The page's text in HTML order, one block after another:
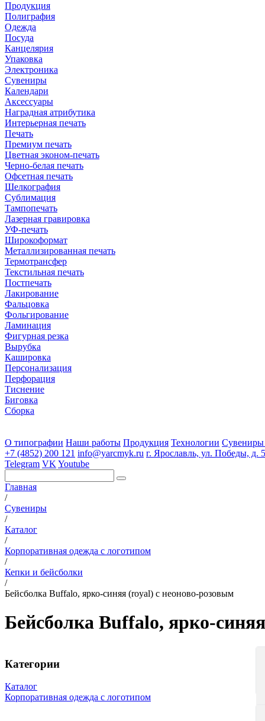
Продукция
Полиграфия
Одежда
Посуда
Канцелярия
Упаковка
Электроника
Сувениры
Календари
Аксессуары
Наградная атрибутика
Интерьерная печать
Печать
Премиум печать
Цветная эконом-печать
Черно-белая печать
Офсетная печать
Шелкография
Сублимация
Тампопечать
Лазерная гравировка
УФ-печать
Широкоформат
Металлизированная печать
Термотрансфер
Текстильная печать
Постпечать
Лакирование
Фальцовка
Фольгирование
Ламинация
Фигурная резка
Вырубка
Кашировка
Персонализация
Перфорация
Тиснение
Биговка
Сборка
О типографии Наши работы Продукция Технологии Сувениры
+7 (4852) 200 121 info@yarcmyk.ru г. Ярославль, ул. Победы, д.
Telegram VK Youtube
Главная
/
Сувениры
/
Каталог
/
Корпоративная одежда с логотипом
/
Кепки и бейсболки
/
Бейсболка Buffalo, ярко-синяя (royal) с неоново-розовым
Бейсболка Buffalo, ярко-
Категории
Каталог
Корпоративная одежда с логотипом